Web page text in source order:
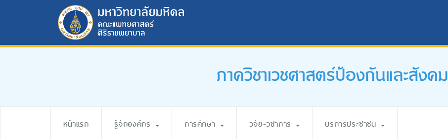
ภาควิชาเวชศาสตร์ป้องกันและสังคม
หน้าแรก รู้จักองค์กร การศึกษา วิจัย-วิชาการ บริการประชาชน